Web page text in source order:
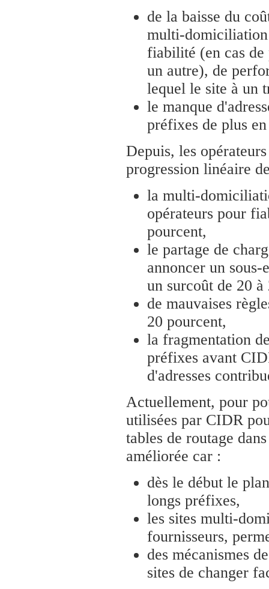
de la baisse du
multi-domiciliation
fiabilité (en cas de
un autre), de
lequel le site à un
le manque
préfixes de plus
Depuis, les
progression linéaire
la multi-
opérateurs pour
pourcent,
le partage de
annoncer un
un surcoût de 20
de mauvaises
20 pourcent,
la fragmentation
préfixes avant
d'adresses
Actuellement, pour
utilisées par CIDR
tables de routage
améliorée car :
dès le début le
longs préfixes,
les sites multi-
fournisseurs,
des mécanismes
sites de changer